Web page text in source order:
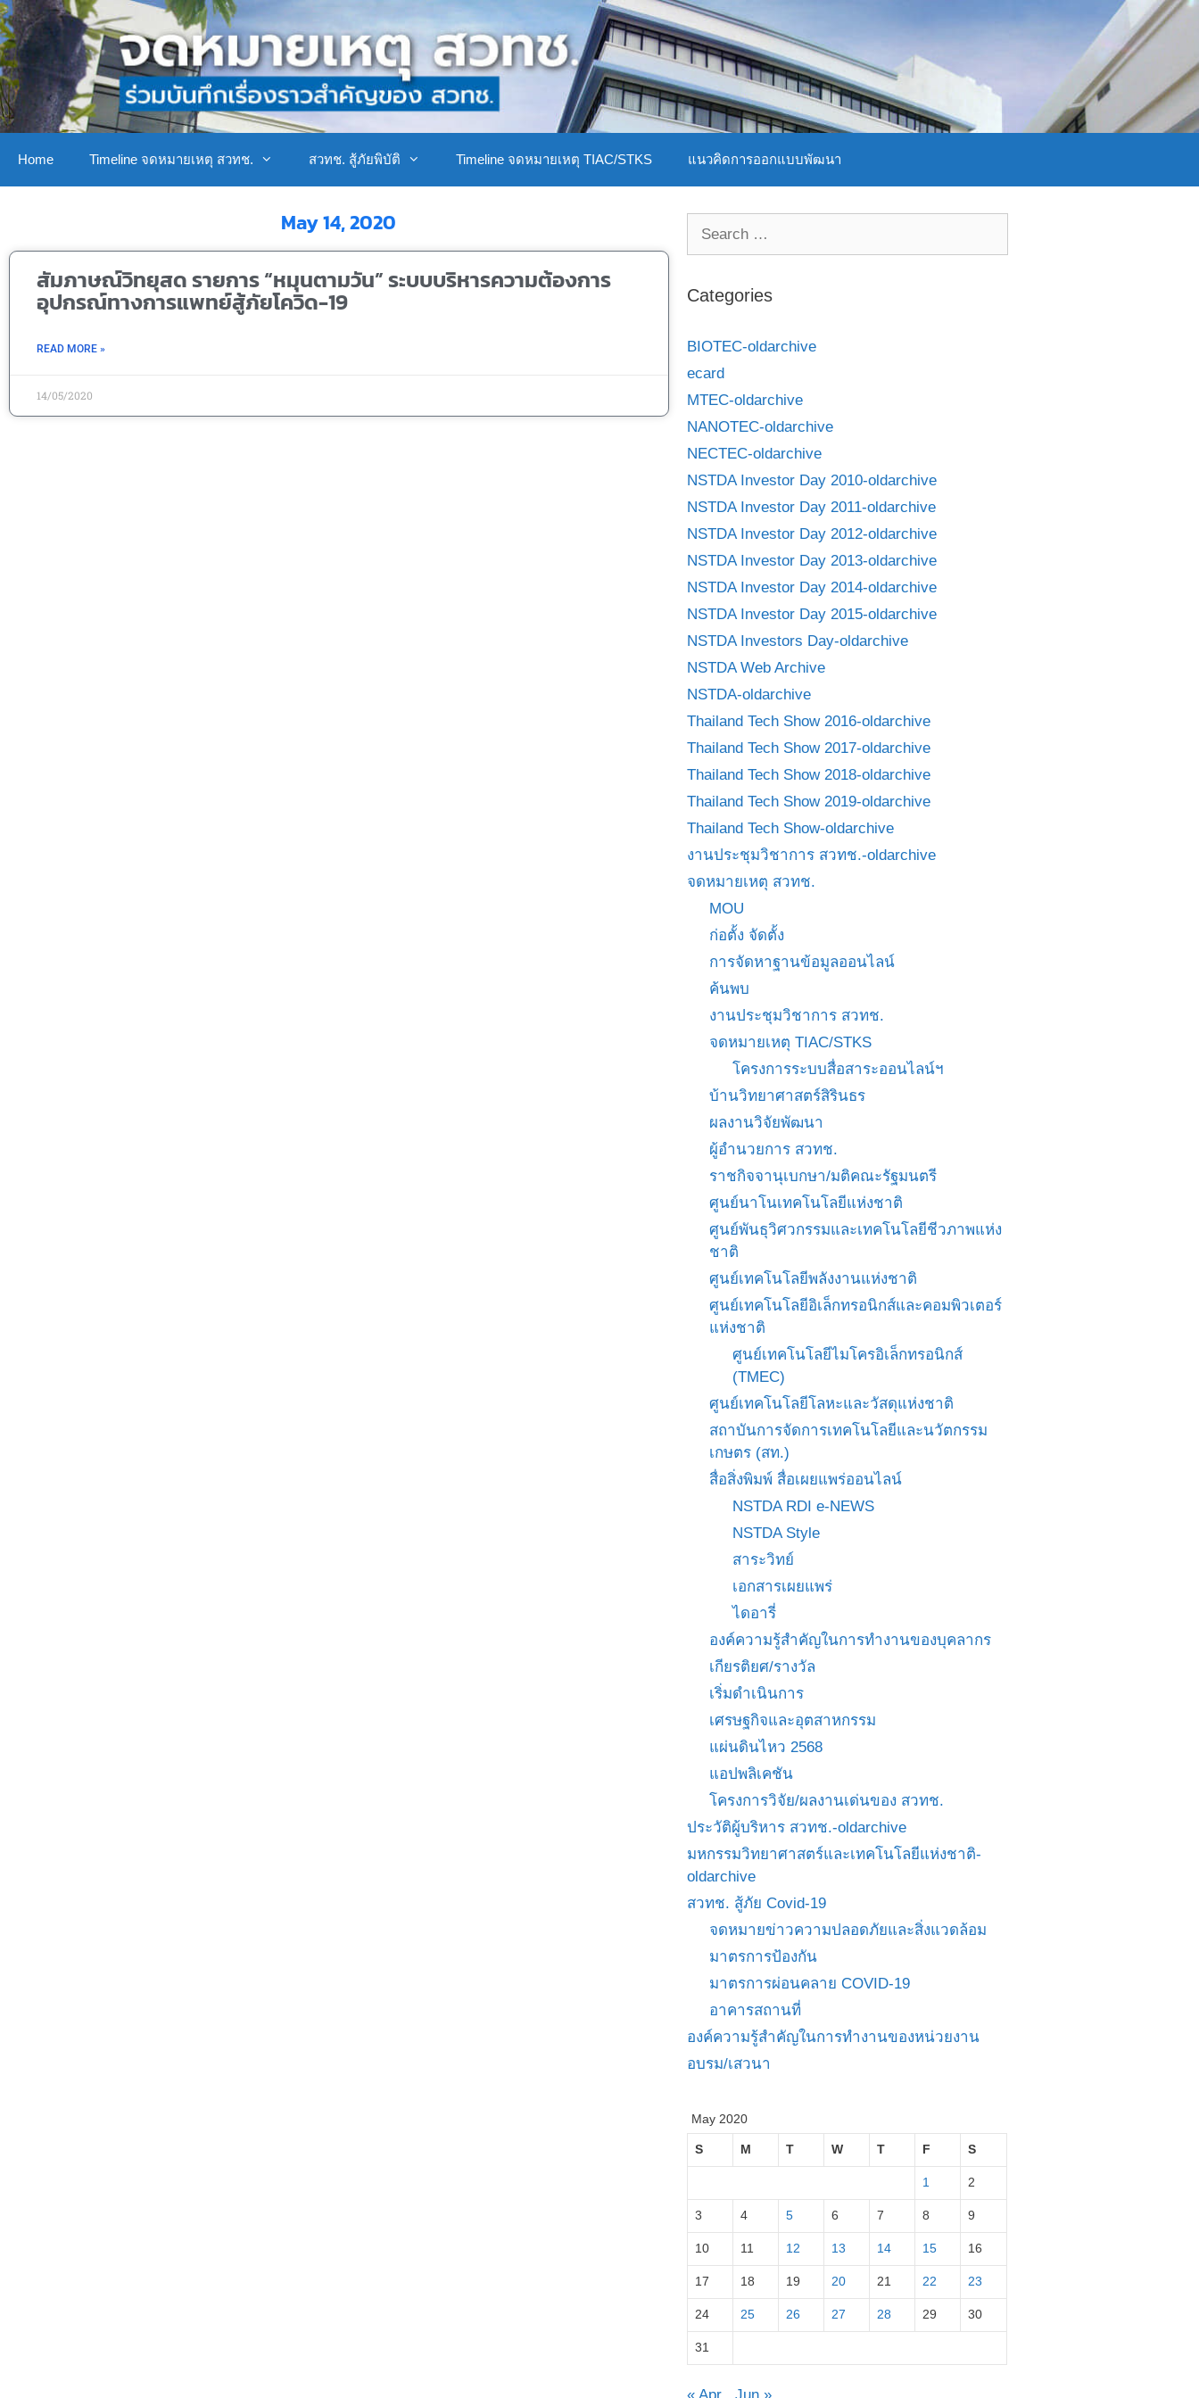
Home Timeline จดหมายเหตุ สวทช. สวทช. สู้ภัยพิบัติ Timeline จดหมายเหตุ TIAC/STKS แนวคิดการออกแบบพัฒนา
May 14, 2020
สัมภาษณ์วิทยุสด รายการ “หมุนตามวัน” ระบบบริหารความต้องการ
อุปกรณ์ทางการแพทย์สู้ภัยโควิด-19
READ MORE »
14/05/2020
Categories
BIOTEC-oldarchive
ecard
MTEC-oldarchive
NANOTEC-oldarchive
NECTEC-oldarchive
NSTDA Investor Day 2010-oldarchive
NSTDA Investor Day 2011-oldarchive
NSTDA Investor Day 2012-oldarchive
NSTDA Investor Day 2013-oldarchive
NSTDA Investor Day 2014-oldarchive
NSTDA Investor Day 2015-oldarchive
NSTDA Investors Day-oldarchive
NSTDA Web Archive
NSTDA-oldarchive
Thailand Tech Show 2016-oldarchive
Thailand Tech Show 2017-oldarchive
Thailand Tech Show 2018-oldarchive
Thailand Tech Show 2019-oldarchive
Thailand Tech Show-oldarchive
งานประชุมวิชาการ สวทช.-oldarchive
จดหมายเหตุ สวทช.
MOU
ก่อตั้ง จัดตั้ง
การจัดหาฐานข้อมูลออนไลน์
ค้นพบ
งานประชุมวิชาการ สวทช.
จดหมายเหตุ TIAC/STKS
โครงการระบบสื่อสาระออนไลน์ฯ
บ้านวิทยาศาสตร์สิรินธร
ผลงานวิจัยพัฒนา
ผู้อำนวยการ สวทช.
ราชกิจจานุเบกษา/มติคณะรัฐมนตรี
ศูนย์นาโนเทคโนโลยีแห่งชาติ
ศูนย์พันธุวิศวกรรมและเทคโนโลยีชีวภาพแห่ง
ชาติ
ศูนย์เทคโนโลยีพลังงานแห่งชาติ
ศูนย์เทคโนโลยีอิเล็กทรอนิกส์และคอมพิวเตอร์
แห่งชาติ
ศูนย์เทคโนโลยีไมโครอิเล็กทรอนิกส์
(TMEC)
ศูนย์เทคโนโลยีโลหะและวัสดุแห่งชาติ
สถาบันการจัดการเทคโนโลยีและนวัตกรรม
เกษตร (สท.)
สื่อสิ่งพิมพ์ สื่อเผยแพร่ออนไลน์
NSTDA RDI e-NEWS
NSTDA Style
สาระวิทย์
เอกสารเผยแพร่
ไดอารี่
องค์ความรู้สำคัญในการทำงานของบุคลากร
เกียรติยศ/รางวัล
เริ่มดำเนินการ
เศรษฐกิจและอุตสาหกรรม
แผ่นดินไหว 2568
แอปพลิเคชัน
โครงการวิจัย/ผลงานเด่นของ สวทช.
ประวัติผู้บริหาร สวทช.-oldarchive
มหกรรมวิทยาศาสตร์และเทคโนโลยีแห่งชาติ-
oldarchive
สวทช. สู้ภัย Covid-19
จดหมายข่าวความปลอดภัยและสิ่งแวดล้อม
มาตรการป้องกัน
มาตรการผ่อนคลาย COVID-19
อาคารสถานที่
องค์ความรู้สำคัญในการทำงานของหน่วยงาน
อบรม/เสวนา
May 2020
S M T W T F S
1 2
3 4 5 6 7 8 9
10 11 12 13 14 15 16
17 18 19 20 21 22 23
24 25 26 27 28 29 30
31